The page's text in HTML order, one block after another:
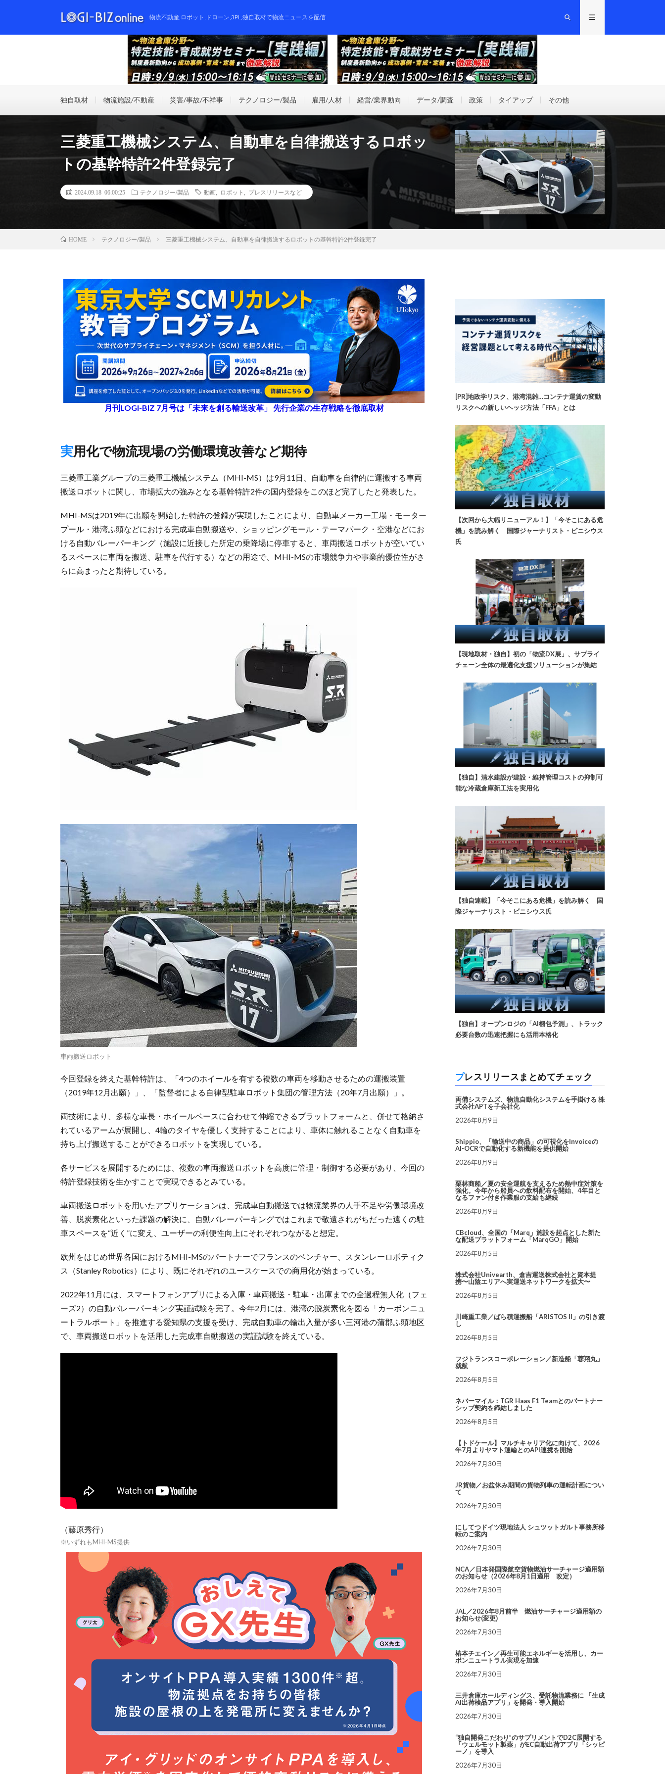
物流不動産,ロボット,ドローン,3PL,独自取材で物流ニュースを配信
独自取材 物流施設/不動産 災害/事故/不祥事 テクノロジー/製品 雇用/人材 経営/業界動向 データ/調査 政策 タイアップ その他
三菱重工機械システム、自動車を自律搬送するロボッ
トの基幹特許2件登録完了
2024.09.18 06:00:25 テクノロジー/製品 動画 ロボット プレスリリースなど
HOME テクノロジー/製品 三菱重工機械システム、自動車を自律搬送するロボットの基幹特許2件登録完了
月刊LOGI-BIZ 7月号は「未来を創る輸送改革」 先行企業の生存戦略を徹底取材
実用化で物流現場の労働環境改善など期待
三菱重工業グループの三菱重工機械システム（MHI-MS）は9月11日、自動車を自律的に運搬する車両
搬送ロボットに関し、市場拡大の強みとなる基幹特許2件の国内登録をこのほど完了したと発表した。
MHI-MSは2019年に出願を開始した特許の登録が実現したことにより、自動車メーカー工場・モーター
プール・港湾ふ頭などにおける完成車自動搬送や、ショッピングモール・テーマパーク・空港などにお
ける自動バレーパーキング（施設に近接した所定の乗降場に停車すると、車両搬送ロボットが空いてい
るスペースに車両を搬送、駐車を代行する）などの用途で、MHI-MSの市場競争力や事業的優位性がさ
らに高まったと期待している。
車両搬送ロボット
今回登録を終えた基幹特許は、「4つのホイールを有する複数の車両を移動させるための運搬装置
（2019年12月出願）」、「監督者による自律型駐車ロボット集団の管理方法（20年7月出願）」。
両技術により、多様な車長・ホイールベースに合わせて伸縮できるプラットフォームと、併せて格納さ
れているアームが展開し、4輪のタイヤを優しく支持することにより、車体に触れることなく自動車を
持ち上げ搬送することができるロボットを実現している。
各サービスを展開するためには、複数の車両搬送ロボットを高度に管理・制御する必要があり、今回の
特許登録技術を生かすことで実現できるとみている。
車両搬送ロボットを用いたアプリケーションは、完成車自動搬送では物流業界の人手不足や労働環境改
善、脱炭素化といった課題の解決に、自動バレーパーキングではこれまで敬遠されがちだった遠くの駐
車スペースを“近く”に変え、ユーザーの利便性向上にそれぞれつながると想定。
欧州をはじめ世界各国におけるMHI-MSのパートナーでフランスのベンチャー、スタンレーロボティク
ス（Stanley Robotics）により、既にそれぞれのユースケースでの商用化が始まっている。
2022年11月には、スマートフォンアプリによる入庫・車両搬送・駐車・出庫までの全過程無人化（フェ
ーズ2）の自動バレーパーキング実証試験を完了。今年2月には、港湾の脱炭素化を図る「カーボンニュ
ートラルポート」を推進する愛知県の支援を受け、完成自動車の輸出入量が多い三河港の蒲郡ふ頭地区
で、車両搬送ロボットを活用した完成車自動搬送の実証試験を終えている。
（藤原秀行）
※いずれもMHI-MS提供
[PR]地政学リスク、港湾混雑…コンテナ運賃の変動
リスクへの新しいヘッジ方法「FFA」とは
【次回から大幅リニューアル！】「今そこにある危
機」を読み解く 国際ジャーナリスト・ビニシウス
氏
【現地取材・独自】初の「物流DX展」、サプライ
チェーン全体の最適化支援ソリューションが集結
【独自】清水建設が建設・維持管理コストの抑制可
能な冷蔵倉庫新工法を実用化
【独自連載】「今そこにある危機」を読み解く 国
際ジャーナリスト・ビニシウス氏
【独自】オープンロジの「AI梱包予測」、トラック
必要台数の迅速把握にも活用本格化
プレスリリースまとめてチェック
両備システムズ、物流自動化システムを手掛ける 株
式会社APTを子会社化
2026年8月9日
Shippio、「輸送中の商品」の可視化をInvoiceの
AI-OCRで自動化する新機能を提供開始
2026年8月9日
栗林商船／夏の安全運航を支えるため熱中症対策を
強化。今年から船員への飲料配布を開始、4年目と
なるファン付き作業服の支給も継続
2026年8月9日
CBcloud、全国の「Marq」施設を起点とした新た
な配送プラットフォーム「MarqGO」開始
2026年8月5日
株式会社Univearth、倉吉運送株式会社と資本提
携〜山陰エリアへ実運送ネットワークを拡大〜
2026年8月5日
川崎重工業／ばら積運搬船「ARISTOS II」の引き渡
し
2026年8月5日
フジトランスコーポレーション／新造船「蓉翔丸」
就航
2026年8月5日
ネバーマイル：TGR Haas F1 Teamとのパートナー
シップ契約を締結しました
2026年8月5日
【トドケール】マルチキャリア化に向けて、2026
年7月よりヤマト運輸とのAPI連携を開始
2026年7月30日
JR貨物／お盆休み期間の貨物列車の運転計画につい
て
2026年7月30日
にしてつドイツ現地法人 シュツットガルト事務所移
転のご案内
2026年7月30日
NCA／日本発国際航空貨物燃油サーチャージ適用額
のお知らせ（2026年8月1日適用 改定）
2026年7月30日
JAL／2026年8月前半 燃油サーチャージ適用額の
お知らせ(変更)
2026年7月30日
椿本チエイン／再生可能エネルギーを活用し、カー
ボンニュートラル実現を加速
2026年7月30日
三井倉庫ホールディングス、受託物流業務に 「生成
AI出荷検品アプリ」を開発・導入開始
2026年7月30日
“独自開発こだわり”のサプリメントでD2C展開する
「ウェルモット製薬」がEC自動出荷アプリ「シッピ
ーノ」を導入
2026年7月30日